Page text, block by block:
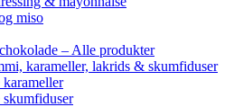
miso
– Alle produkter
karameller, lakrids & skumfiduser
karameller
skumfiduser